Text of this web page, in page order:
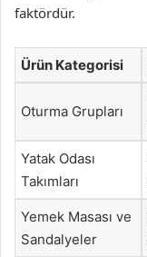
faktördür.
Ürün Kategorisi
Oturma Grupları
Yatak Odası
Takımları
Yemek Masası ve
Sandalyeler